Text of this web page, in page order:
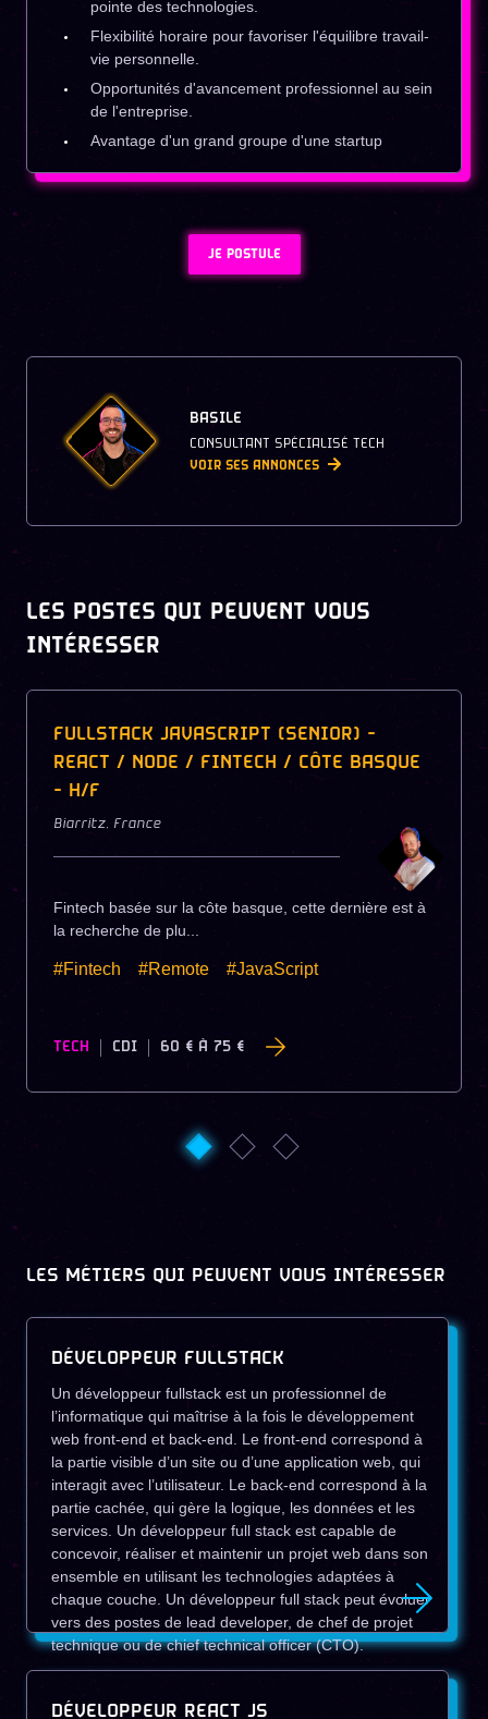
pointe des technologies.
Flexibilité horaire pour favoriser l'équilibre travail-
vie personnelle.
Opportunités d'avancement professionnel au sein
de l'entreprise.
Avantage d'un grand groupe d'une startup
JE POSTULE
BASILE
CONSULTANT SPÉCIALISÉ TECH
VOIR SES ANNONCES
LES POSTES QUI PEUVENT VOUS
INTÉRESSER
FULLSTACK JAVASCRIPT (SENIOR) -
REACT / NODE / FINTECH / CÔTE BASQUE
- H/F
Biarritz, France
Fintech basée sur la côte basque, cette dernière est à
la recherche de plu...
#Fintech #Remote #JavaScript
TECH CDI 60 € À 75 €
LES MÉTIERS QUI PEUVENT VOUS INTÉRESSER
DÉVELOPPEUR FULLSTACK
Un développeur fullstack est un professionnel de
l’informatique qui maîtrise à la fois le développement
web front-end et back-end. Le front-end correspond à
la partie visible d’un site ou d’une application web, qui
interagit avec l’utilisateur. Le back-end correspond à la
partie cachée, qui gère la logique, les données et les
services. Un développeur full stack est capable de
concevoir, réaliser et maintenir un projet web dans son
ensemble en utilisant les technologies adaptées à
chaque couche. Un développeur full stack peut évoluer
vers des postes de lead developer, de chef de projet
technique ou de chief technical officer (CTO).
DÉVELOPPEUR REACT JS